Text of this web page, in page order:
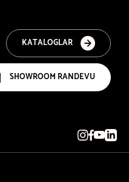
KATALOGLAR
SHOWROOM RANDEVU